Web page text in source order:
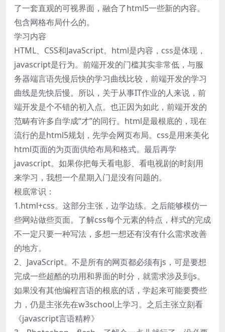
了一套直观的可视界面，融合了html5一些新的内容。
包含网格布局什么的。
学习内容
HTML、CSS和JavaScript。html是内容，css是体现，
javascript是行为。前端开发的门槛其实非常低，与服
务器端言语先慢后快的学习曲线比较，前端开发的学习
曲线是先快后慢。所以，关于从事IT作业的人来说，前
端开发是个不错的初入点。也正因为如此，前端开发的
范畴有许多自学成“才”的同行。html是最根底的，现在
流行的是html5规划，先学会网页布局。css是用来美化
html页面的为页面供给布局和格式。最后再学
javascript。如果你把每天看电影、看电视剧的时刻用
来学习，我想一个星期入门是没有问题的。
根底常识：
1.html+css。这部分主张，边学边练。之后能够模仿一
些网站做些页面。了解css每个元素的特点，样式的完成
不一定只要一种写法，多想一想还有没有什么需求改善
的地方。
2、JavaScript。不是所有的网页都必须有js，可是要想
完成一些超酷的功用和界面的时分，就需求涉及到js。
如果没有其他编程言语的根底的话，学起来可能要费些
力，仍是主张先在w3school上学习。之后主张立刻看
《javascript言语精粹》